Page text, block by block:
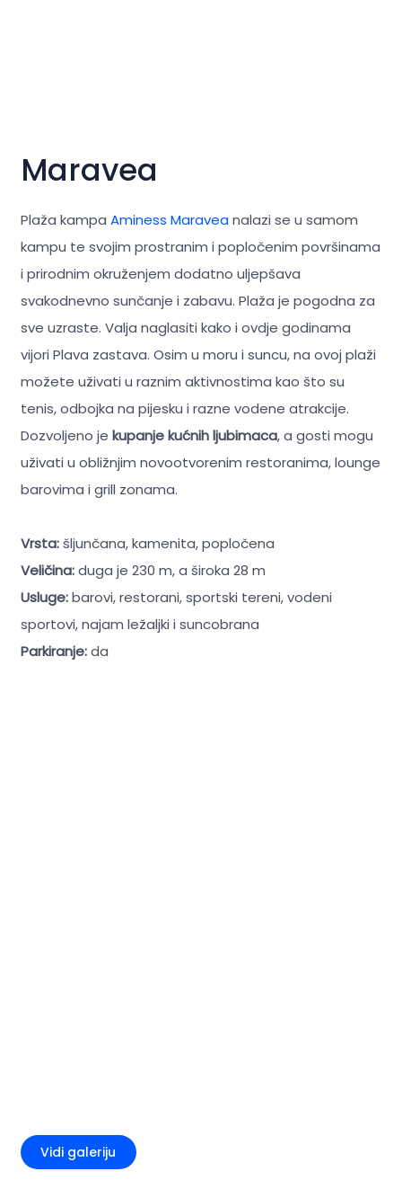
Maravea
Plaža kampa Aminess Maraveanalazi se u samom
kampu te svojim prostranim i popločenim površinama
i prirodnim okruženjem dodatno uljepšava
svakodnevno sunčanje i zabavu. Plaža je pogodna za
sve uzraste. Valja naglasiti kako i ovdje godinama
vijori Plava zastava. Osim u moru i suncu, na ovoj plaži
možete uživati u raznim aktivnostima kao što su
tenis, odbojka na pijesku i razne vodene atrakcije.
Dozvoljeno je kupanje kućnih ljubimaca, a gosti mogu
uživati u obližnjim novootvorenim restoranima, lounge
barovima i grill zonama.
Vrsta:šljunčana, kamenita, popločena
Veličina:duga je 230 m, a široka 28 m
Usluge:barovi, restorani, sportski tereni, vodeni
sportovi, najam ležaljki i suncobrana
Parkiranje:da
Vidi galeriju